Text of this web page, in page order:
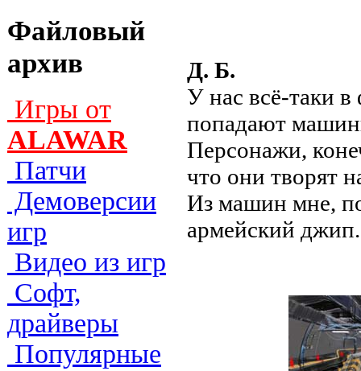
Файловый
архив
Игры от
ALAWAR
Патчи
Демоверсии
игр
Видео из игр
Софт,
драйверы
Популярные
Д. Б.
У нас всё-таки
попадают
Персонажи,
что они творят
Из машин мне,
армейский джип.